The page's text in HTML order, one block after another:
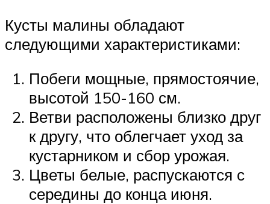
Кусты малины обладают
следующими характеристиками:
Побеги мощные, прямостоячие,
высотой 150-160 см.
Ветви расположены близко друг
к другу, что облегчает уход за
кустарником и сбор урожая.
Цветы белые, распускаются с
середины до конца июня.